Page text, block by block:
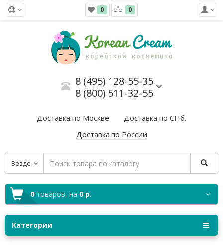
0 0
8 (495) 128-55-35
8 (800) 511-32-55
Доставка по Москве
Доставка по СПб.
Доставка по России
Везде
0 товаров, на 0 р.
Категории